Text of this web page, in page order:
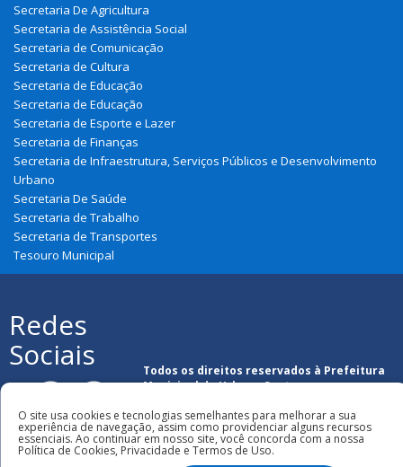
Secretaria De Agricultura
Secretaria de Assistência Social
Secretaria de Comunicação
Secretaria de Cultura
Secretaria de Educação
Secretaria de Educação
Secretaria de Esporte e Lazer
Secretaria de Finanças
Secretaria de Infraestrutura, Serviços Públicos e Desenvolvimento
Urbano
Secretaria De Saúde
Secretaria de Trabalho
Secretaria de Transportes
Tesouro Municipal
Redes
Sociais
Todos os direitos reservados à Prefeitura
Municipal de Urbano Santos
O site usa cookies e tecnologias semelhantes para melhorar a sua
experiência de navegação, assim como providenciar alguns recursos
essenciais. Ao continuar em nosso site, você concorda com a nossa
Política de Cookies, Privacidade e Termos de Uso.